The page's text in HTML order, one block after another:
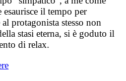
esaurisce il tempo per
protagonista stesso non
stasi eterna, si è goduto il
di relax.